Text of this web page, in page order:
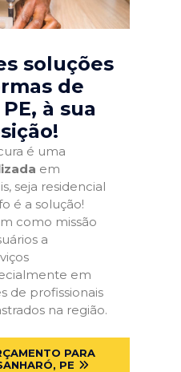
soluções
de
, à sua
é uma
em
seja residencial
é a solução!
como missão
a
em
de profissionais
na região.
PARA
PE